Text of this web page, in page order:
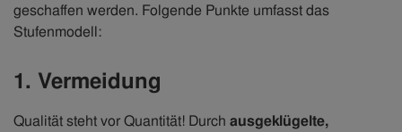
geschaffen werden. Folgende Punkte umfasst das
Stufenmodell:
1. Vermeidung
Qualität steht vor Quantität! Durch ausgeklügelte,